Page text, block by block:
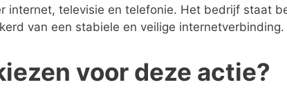
internet, televisie en telefonie. Het bedrijf staat
van een stabiele en veilige internetverbinding.
voor deze actie?